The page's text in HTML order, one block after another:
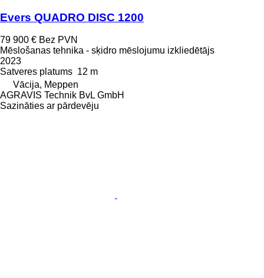
Evers QUADRO DISC 1200
79 900 € Bez PVN
Mēslošanas tehnika - sķidro mēslojumu izkliedētājs
2023
Satveres platums 12 m
Vācija, Meppen
AGRAVIS Technik BvL GmbH
Sazināties ar pārdevēju